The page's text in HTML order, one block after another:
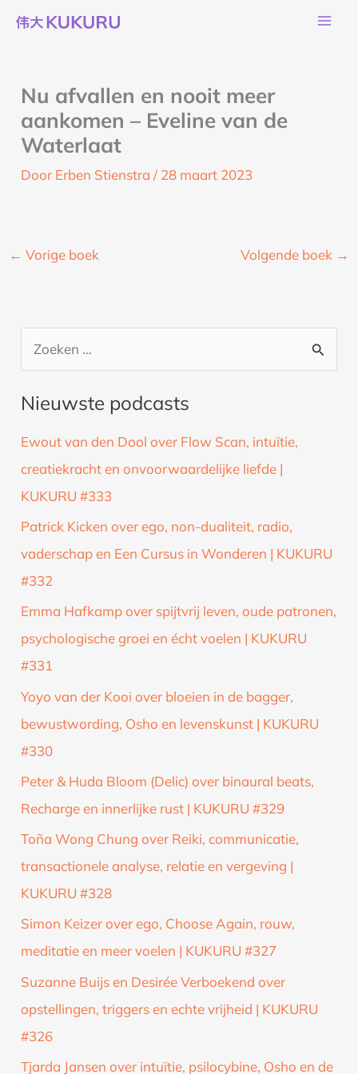
naar
Nu afvallen en nooit meer
aankomen – Eveline van de
Waterlaat
Door Erben Stienstra/ 28 maart 2023
← Vorige boek Volgende boek →
e
k
a
Nieuwste podcasts
Ewout van den Dool over Flow Scan, intuïtie,
creatiekracht en onvoorwaardelijke liefde |
KUKURU #333
Patrick Kicken over ego, non-dualiteit, radio,
vaderschap en Een Cursus in Wonderen | KUKURU
#332
Emma Hafkamp over spijtvrij leven, oude patronen,
psychologische groei en écht voelen | KUKURU
#331
Yoyo van der Kooi over bloeien in de bagger,
bewustwording, Osho en levenskunst | KUKURU
#330
Peter & Huda Bloom (Delic) over binaural beats,
Recharge en innerlijke rust | KUKURU #329
Toña Wong Chung over Reiki, communicatie,
transactionele analyse, relatie en vergeving |
KUKURU #328
Simon Keizer over ego, Choose Again, rouw,
meditatie en meer voelen | KUKURU #327
Suzanne Buijs en Desirée Verboekend over
opstellingen, triggers en echte vrijheid | KUKURU
#326
Tjarda Jansen over intuïtie, psilocybine, Osho en de